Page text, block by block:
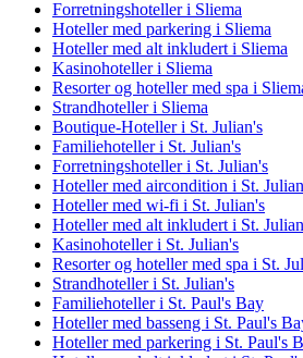
Forretningshoteller i Sliema
Hoteller med parkering i Sliema
Hoteller med alt inkludert i Sliema
Kasinohoteller i Sliema
Resorter og hoteller med spa i
Strandhoteller i Sliema
Boutique-Hoteller i St. Julian's
Familiehoteller i St. Julian's
Forretningshoteller i St. Julian's
Hoteller med aircondition i St.
Hoteller med wi-fi i St. Julian's
Hoteller med alt inkludert i St.
Kasinohoteller i St. Julian's
Resorter og hoteller med spa i St.
Strandhoteller i St. Julian's
Familiehoteller i St. Paul's Bay
Hoteller med basseng i St. Paul's
Hoteller med parkering i St. Paul's